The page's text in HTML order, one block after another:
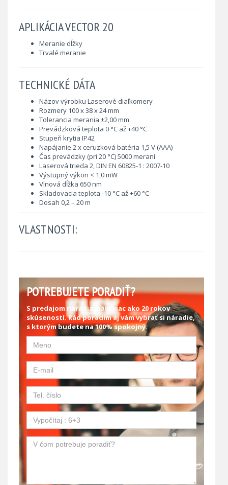
APLIKÁCIA VECTOR 20
Meranie dĺžky
Trvalé meranie
TECHNICKÉ DÁTA
Názov výrobku Laserové diaľkomery
Rozmery 100 x 38 x 24 mm
Tolerancia merania ±2,00 mm
Prevádzková teplota 0 °C až +40 °C
Stupeň krytia IP42
Napájanie 2 x ceruzková batéria 1,5 V (AAA)
Čas prevádzky (pri 20 °C) 5000 meraní
Laserová trieda 2, DIN EN 60825-1 : 2007-10
Výstupný výkon < 1,0 mW
Vlnová dĺžka 650 nm
Skladovacia teplota -10 °C až +60 °C
Dosah 0,2 – 20 m
VLASTNOSTI:
POTREBUJETE PORADIŤ?
S predajom náradia mám viac ako 20 rokov
skúseností. Rád poradím aj vám vybrať si náradie,
s ktorým budete na 100% spokojný.